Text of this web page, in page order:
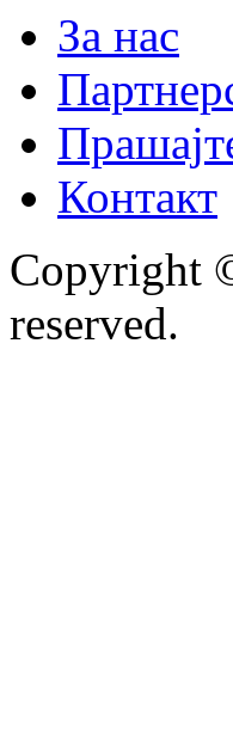
За нас
Контакт
Copyright
reserved.